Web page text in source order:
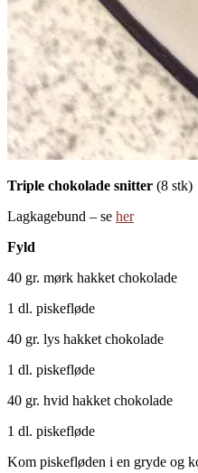
Triple chokolade snitter (8 stk)
Lagkagebund – se her
Fyld
40 gr. mørk hakket chokolade
1 dl. piskefløde
40 gr. lys hakket chokolade
1 dl. piskefløde
40 gr. hvid hakket chokolade
1 dl. piskefløde
Kom piskefløden i en gryde og